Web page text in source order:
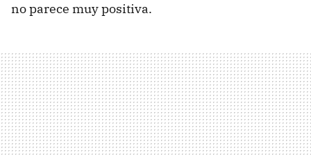
no parece muy positiva.